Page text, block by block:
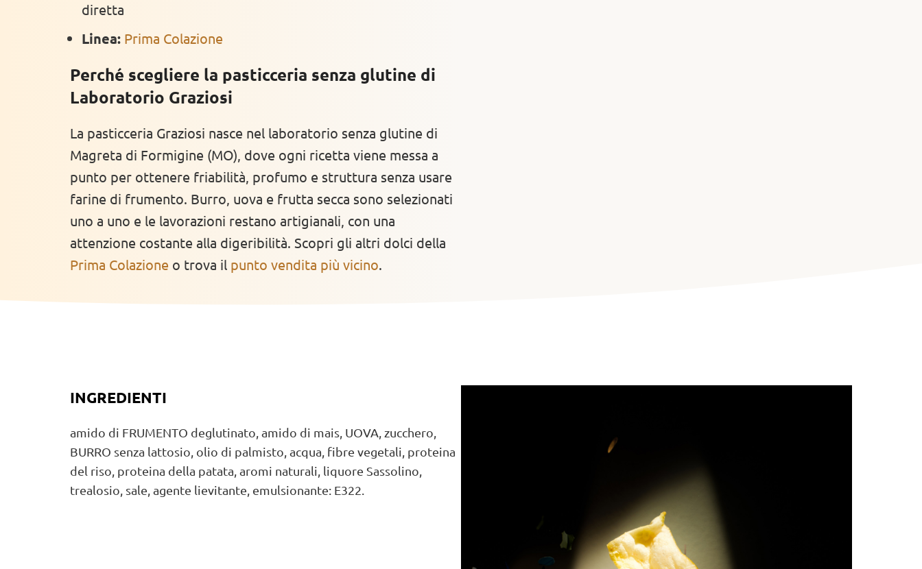
diretta
Linea: Prima Colazione
Perché scegliere la pasticceria senza glutine di
Laboratorio Graziosi
La pasticceria Graziosi nasce nel laboratorio senza glutine di
Magreta di Formigine (MO), dove ogni ricetta viene messa a
punto per ottenere friabilità, profumo e struttura senza usare
farine di frumento. Burro, uova e frutta secca sono selezionati
uno a uno e le lavorazioni restano artigianali, con una
attenzione costante alla digeribilità. Scopri gli altri dolci della
Prima Colazione o trova il punto vendita più vicino.
INGREDIENTI
amido di FRUMENTO deglutinato, amido di mais, UOVA, zucchero,
BURRO senza lattosio, olio di palmisto, acqua, fibre vegetali, proteina
del riso, proteina della patata, aromi naturali, liquore Sassolino,
trealosio, sale, agente lievitante, emulsionante: E322.